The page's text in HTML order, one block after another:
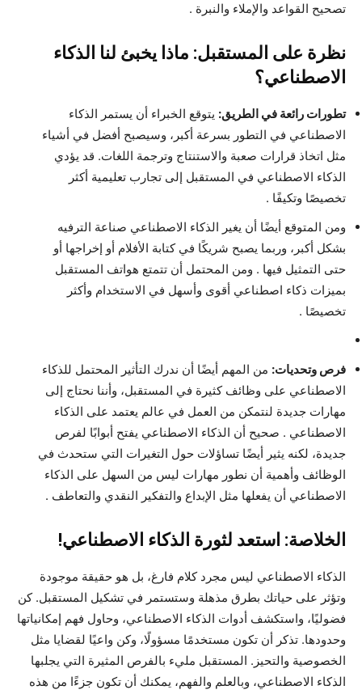
تصحيح القواعد والإملاء والنبرة .
نظرة على المستقبل: ماذا يخبئ لنا الذكاء
الاصطناعي؟
تطورات رائعة في الطريق: يتوقع الخبراء أن يستمر الذكاء
الاصطناعي في التطور بسرعة أكبر، وسيصبح أفضل في أشياء
مثل اتخاذ قرارات صعبة والاستنتاج وترجمة اللغات. قد يؤدي
الذكاء الاصطناعي في المستقبل إلى تجارب تعليمية أكثر
تخصيصًا وتكيفًا .
ومن المتوقع أيضًا أن يغير الذكاء الاصطناعي صناعة الترفيه
بشكل أكبر، وربما يصبح شريكًا في كتابة الأفلام أو إخراجها أو
حتى التمثيل فيها . ومن المحتمل أن تتمتع هواتف المستقبل
بميزات ذكاء اصطناعي أقوى وأسهل في الاستخدام وأكثر
تخصيصًا .
فرص وتحديات: من المهم أيضًا أن ندرك التأثير المحتمل للذكاء
الاصطناعي على وظائف كثيرة في المستقبل، وأننا نحتاج إلى
مهارات جديدة لنتمكن من العمل في عالم يعتمد على الذكاء
الاصطناعي . صحيح أن الذكاء الاصطناعي يفتح أبوابًا لفرص
جديدة، لكنه يثير أيضًا تساؤلات حول التغيرات التي ستحدث في
الوظائف وأهمية أن نطور مهارات ليس من السهل على الذكاء
الاصطناعي أن يفعلها مثل الإبداع والتفكير النقدي والتعاطف .
الخلاصة: استعد لثورة الذكاء الاصطناعي!
الذكاء الاصطناعي ليس مجرد كلام فارغ، بل هو حقيقة موجودة
وتؤثر على حياتك بطرق مذهلة وستستمر في تشكيل المستقبل. كن
فضوليًا، واستكشف أدوات الذكاء الاصطناعي، وحاول فهم إمكانياتها
وحدودها. تذكر أن تكون مستخدمًا مسؤولًا، وكن واعيًا لقضايا مثل
الخصوصية والتحيز. المستقبل مليء بالفرص المثيرة التي يجلبها
الذكاء الاصطناعي، وبالعلم والفهم، يمكنك أن تكون جزءًا من هذه